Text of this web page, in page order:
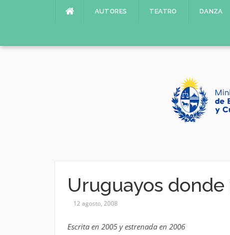
AUTORES TEATRO DANZA
Uruguayos
12 agosto, 2008
Escrita en 2005 y estrenada en 2006